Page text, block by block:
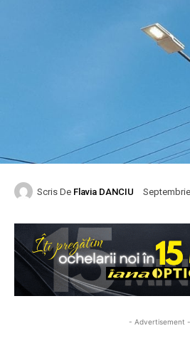
Scris De Flavia DANCIU
- Advertisement -